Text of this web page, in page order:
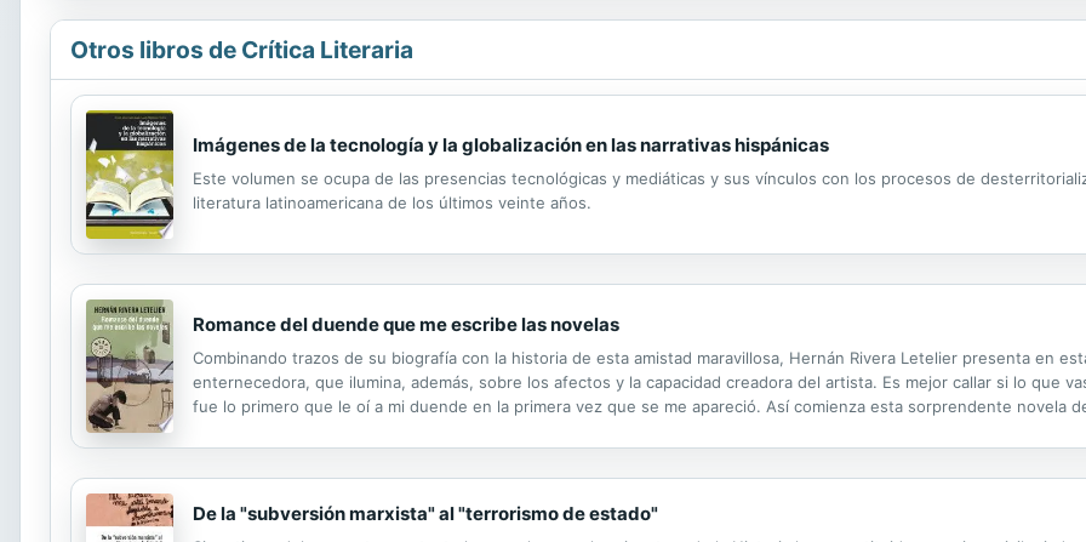
Otros libros de Crítica Literaria
Imágenes de la tecnología y la globalización en las narrativas hispánicas
Este volumen se ocupa de las presencias tecnológicas y mediáticas y sus vínculos con los procesos de
literatura latinoamericana de los últimos veinte años.
Romance del duende que me escribe las novelas
Combinando trazos de su biografía con la historia de esta amistad maravillosa, Hernán Rivera Letelier presenta en
enternecedora, que ilumina, además, sobre los afectos y la capacidad creadora del artista. Es mejor callar si lo que
fue lo primero que le oí a mi duende en la primera vez que se me apareció. Así comienza esta sorprendente novela
De la "subversión marxista" al "terrorismo de estado"